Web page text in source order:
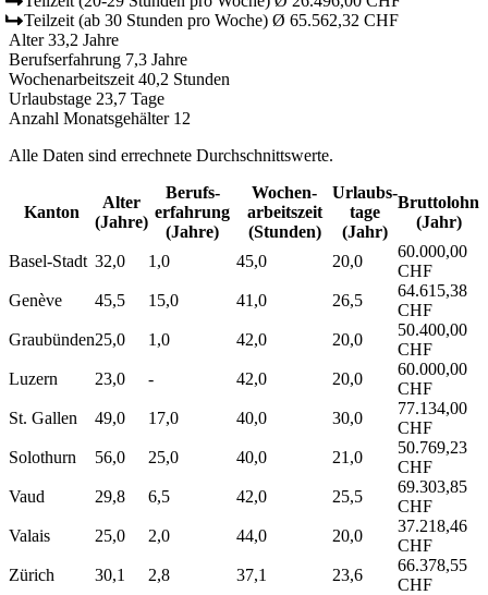
Teilzeit (ab 30 Stunden pro Woche) Ø 65.562,32 CHF
Alter 33,2 Jahre
Berufserfahrung 7,3 Jahre
Wochenarbeitszeit 40,2 Stunden
Urlaubstage 23,7 Tage
Anzahl Monatsgehälter 12
Alle Daten sind errechnete Durchschnittswerte.
Kanton
Alter
(Jahre)
Berufs­
erfahrung
(Jahre)
Wochen­
arbeitszeit
(Stunden)
Urlaubs­
tage
(Jahr)
Bruttolohn
(Jahr)
Basel-Stadt 32,0 1,0 45,0 20,0
60.000,00
CHF
Genève
45,5 15,0 41,0 26,5
64.615,38
CHF
Graubünden25,0 1,0 42,0 20,0
50.400,00
CHF
Luzern
23,0 - 42,0 20,0
60.000,00
CHF
St. Gallen
49,0 17,0 40,0 30,0
77.134,00
CHF
Solothurn
56,0 25,0 40,0 21,0
50.769,23
CHF
Vaud
29,8 6,5 42,0 25,5
69.303,85
CHF
Valais
25,0 2,0 44,0 20,0
37.218,46
CHF
Zürich
30,1 2,8 37,1 23,6
66.378,55
CHF